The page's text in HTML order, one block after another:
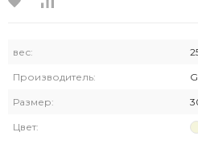
вес:
Производитель:
Размер:
Цвет: